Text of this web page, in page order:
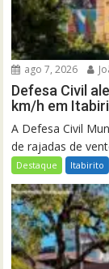
ago 7, 2026
Defesa Civil
km/h em
A Defesa Civil
de rajadas de
Destaque Itabirito